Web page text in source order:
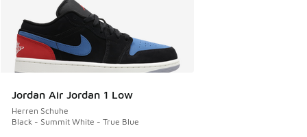
Jordan Air Jordan 1 Low
Herren Schuhe
Black - Summit White - True Blue